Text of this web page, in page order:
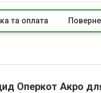
та оплата
Оперкот Акро